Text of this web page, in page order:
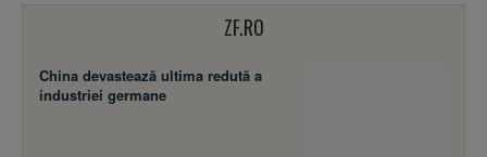
ZF.RO
China devastează ultima redută a
industriei germane